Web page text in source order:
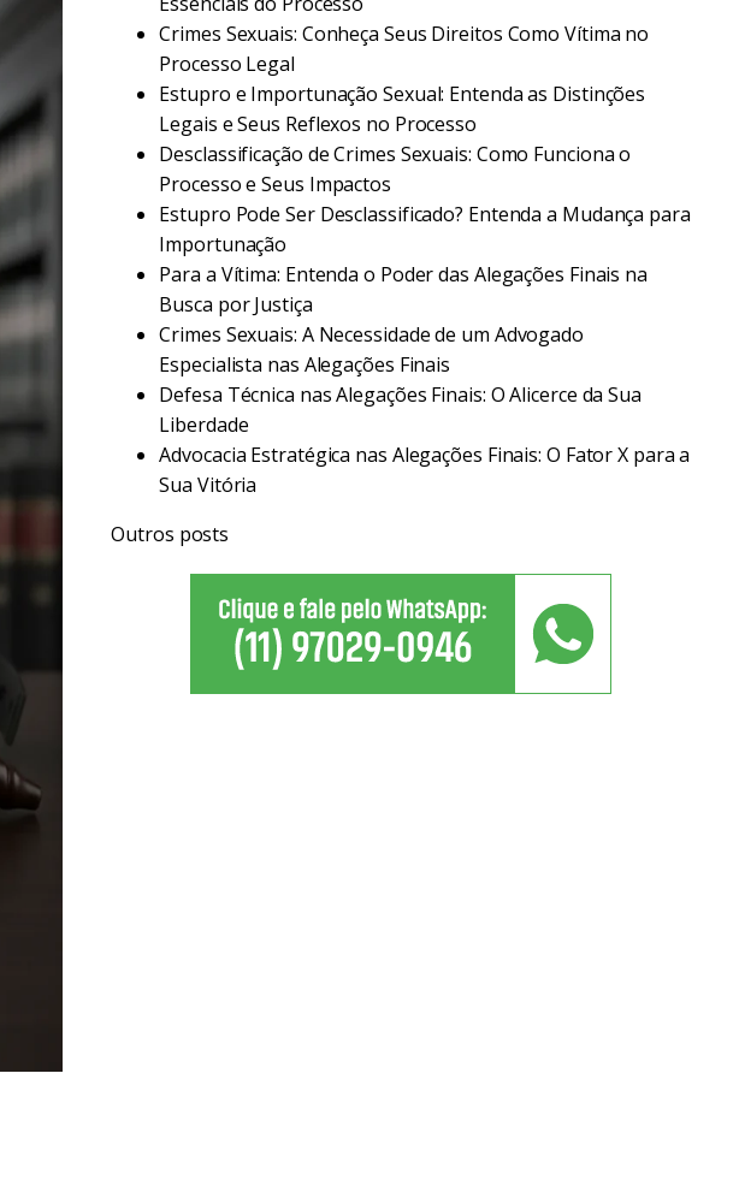
Crimes Sexuais: Conheça Seus Direitos Como Vítima no
Processo Legal
Estupro e Importunação Sexual: Entenda as Distinções
Legais e Seus Reflexos no Processo
Desclassificação de Crimes Sexuais: Como Funciona o
Processo e Seus Impactos
Estupro Pode Ser Desclassificado? Entenda a Mudança para
Importunação
Para a Vítima: Entenda o Poder das Alegações Finais na
Busca por Justiça
Crimes Sexuais: A Necessidade de um Advogado
Especialista nas Alegações Finais
Defesa Técnica nas Alegações Finais: O Alicerce da Sua
Liberdade
Advocacia Estratégica nas Alegações Finais: O Fator X para a
Sua Vitória
Outros posts